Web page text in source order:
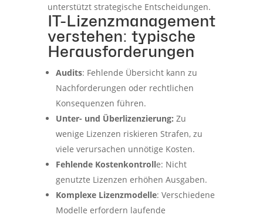
unterstützt strategische Entscheidungen.
IT-Lizenzmanagement
verstehen: typische
Herausforderungen
Audits: Fehlende Übersicht kann zu
Nachforderungen oder rechtlichen
Konsequenzen führen.
Unter- und Überlizenzierung: Zu
wenige Lizenzen riskieren Strafen, zu
viele verursachen unnötige Kosten.
Fehlende Kostenkontrolle: Nicht
genutzte Lizenzen erhöhen Ausgaben.
Komplexe Lizenzmodelle: Verschiedene
Modelle erfordern laufende